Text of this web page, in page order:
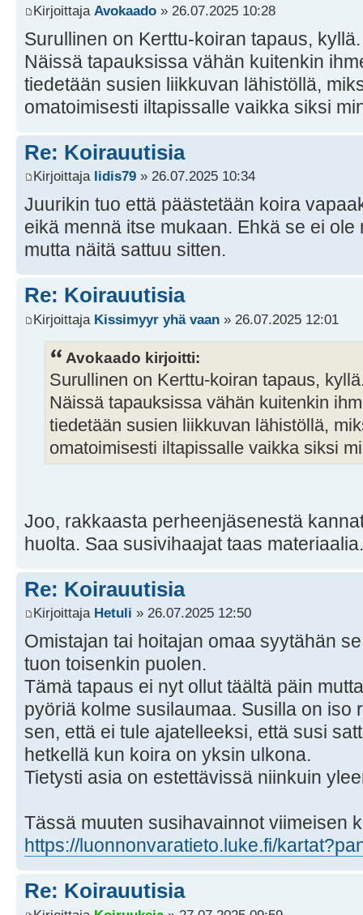
Kirjoittaja Avokaado » 26.07.2025 10:28
Surullinen on Kerttu-koiran tapaus, kyllä.
Näissä tapauksissa vähän kuitenkin
tiedetään susien liikkuvan lähistöllä,
omatoimisesti iltapissalle vaikka siksi
Re: Koirauutisia
Kirjoittaja Iidis79 » 26.07.2025 10:34
Juurikin tuo että päästetään koira
eikä mennä itse mukaan. Ehkä se ei
mutta näitä sattuu sitten.
Re: Koirauutisia
Kirjoittaja Kissimyyr yhä vaan » 26.07.2025 12:01
Avokaado kirjoitti:
Surullinen on Kerttu-koiran tapaus,
Näissä tapauksissa vähän kuitenkin
tiedetään susien liikkuvan lähistöllä,
omatoimisesti iltapissalle vaikka siksi
Joo, rakkaasta perheenjäsenestä
huolta. Saa susivihaajat taas materiaalia.
Re: Koirauutisia
Kirjoittaja Hetuli » 26.07.2025 12:50
Omistajan tai hoitajan omaa syytähän
tuon toisenkin puolen.
Tämä tapaus ei nyt ollut täältä päin
pyöriä kolme susilaumaa. Susilla on iso
sen, että ei tule ajatelleeksi, että susi
hetkellä kun koira on yksin ulkona.
Tietysti asia on estettävissä niinkuin
Tässä muuten susihavainnot viimeisen
https://luonnonvaratieto.luke.fi/
Re: Koirauutisia